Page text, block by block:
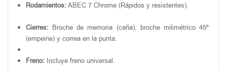
Rodamientos: ABEC 7 Chrome (Rápidos y resistentes).
Cierres: Broche de memoria (caña), broche milimétrico 45º
(empeine) y correa en la punta.
Freno: Incluye freno universal.